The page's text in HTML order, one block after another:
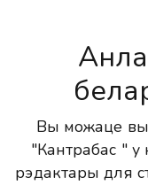
Вы можаце
"Кантрабас "
рэдактары для